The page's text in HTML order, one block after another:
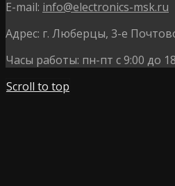
E-mail: info@electronics-msk.ru
Адрес: г. Люберцы, 3-е
Часы работы: пн-пт с 9:00 до
Scroll to top